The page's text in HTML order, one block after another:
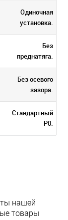
Одиночная
установка.
Без
преднатяга.
Без осевого
зазора.
Стандартный
P0.
нашей
товары